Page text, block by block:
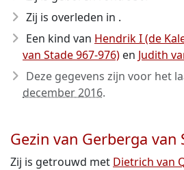
Zij is overleden in .
Een kind van Hendrik I (de
van Stade 967-976) en Judith
Deze gegevens zijn voor het
december 2016.
Gezin van Gerberga van
Zij is getrouwd met Dietrich van